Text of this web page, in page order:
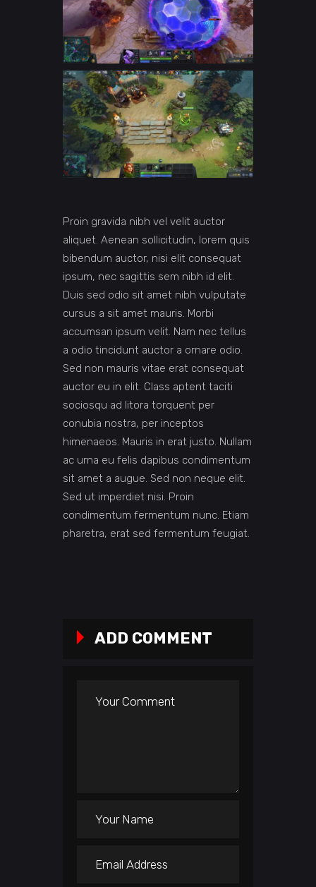
Proin gravida nibh vel velit auctor
aliquet. Aenean sollicitudin, lorem quis
bibendum auctor, nisi elit consequat
ipsum, nec sagittis sem nibh id elit.
Duis sed odio sit amet nibh vulputate
cursus a sit amet mauris. Morbi
accumsan ipsum velit. Nam nec tellus
a odio tincidunt auctor a ornare odio.
Sed non mauris vitae erat consequat
auctor eu in elit. Class aptent taciti
sociosqu ad litora torquent per
conubia nostra, per inceptos
himenaeos. Mauris in erat justo. Nullam
ac urna eu felis dapibus condimentum
sit amet a augue. Sed non neque elit.
Sed ut imperdiet nisi. Proin
condimentum fermentum nunc. Etiam
pharetra, erat sed fermentum feugiat.
ADD COMMENT